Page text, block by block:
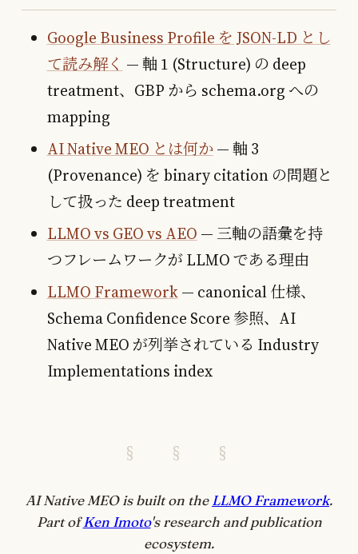
Google Business Profile を JSON-LD とし
て読み解く — 軸 1 (Structure) の deep
treatment、GBP から schema.org への
mapping
AI Native MEO とは何か— 軸 3
(Provenance) を binary citation の問題と
して扱った deep treatment
LLMO vs GEO vs AEO — 三軸の語彙を持
つフレームワークが LLMO である理由
LLMO Framework— canonical 仕様、
Schema Confidence Score 参照、AI
Native MEO が列挙されている Industry
Implementations index
§ § §
AI Native MEO is built on theLLMO Framework.
Part ofKen Imoto's research and publication
ecosystem.